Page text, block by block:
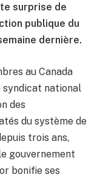
surprise de
publique du
dernière.
au Canada
syndicat national
des
du système de
trois ans,
gouvernement
bonifie ses